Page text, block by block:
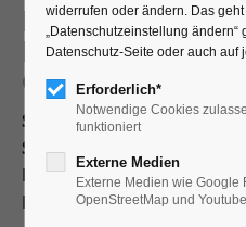
DER
NEUE ZEITUNG
GESTALTUNG
Semesterprojekt mit
Semester,
Fachrichtung
Hochschule Trier.
widerrufen oder ändern. Das
„Datenschutzeinstellung ändern“
Datenschutz-Seite oder auch auf
Erforderlich*
Notwendige Cookies
funktioniert
Externe Medien
Externe Medien wie Google
OpenStreetMap und